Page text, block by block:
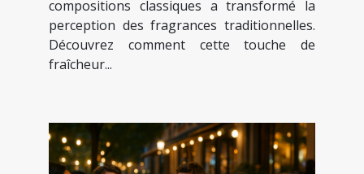
compositions classiques a transformé la
perception des fragrances traditionnelles.
Découvrez comment cette touche de
fraîcheur...